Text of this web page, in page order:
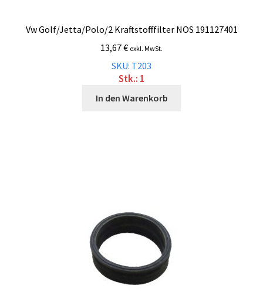
Vw Golf/Jetta/Polo/2 Kraftstofffilter NOS 191127401
13,67€ exkl. MwSt.
SKU: T203
Stk.: 1
In den Warenkorb